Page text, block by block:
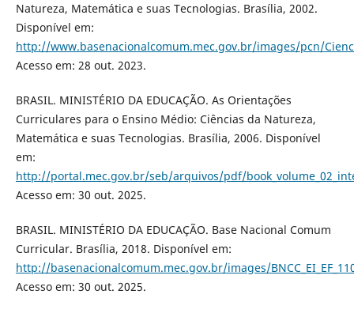
Natureza, Matemática e suas Tecnologias. Brasília, 2002.
Disponível em:
http://www.basenacionalcomum.mec.gov.br/images/pcn/
Acesso em: 28 out. 2023.
BRASIL. MINISTÉRIO DA EDUCAÇÃO. As Orientações
Curriculares para o Ensino Médio: Ciências da Natureza,
Matemática e suas Tecnologias. Brasília, 2006. Disponível
em:
http://portal.mec.gov.br/seb/arquivos/pdf/
Acesso em: 30 out. 2025.
BRASIL. MINISTÉRIO DA EDUCAÇÃO. Base Nacional Comum
Curricular. Brasília, 2018. Disponível em:
http://basenacionalcomum.mec.gov.br/images/
Acesso em: 30 out. 2025.